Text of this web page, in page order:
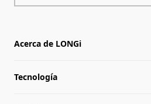
Acerca de LONGi
Acerca de LONGi
Tecnología